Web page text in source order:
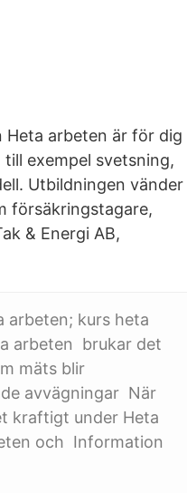
Heta arbeten är för dig
exempel svetsning,
Utbildningen vänder
försäkringstagare,
& Energi AB,
arbeten; kurs heta
arbeten brukar det
mäts blir
avvägningar När
kraftigt under Heta
och Information